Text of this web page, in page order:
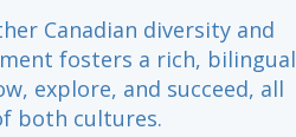
Canadian diversity and
fosters a rich, bilingual
explore, and succeed, all
both cultures.